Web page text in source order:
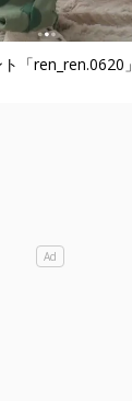
「ren_ren.0620」